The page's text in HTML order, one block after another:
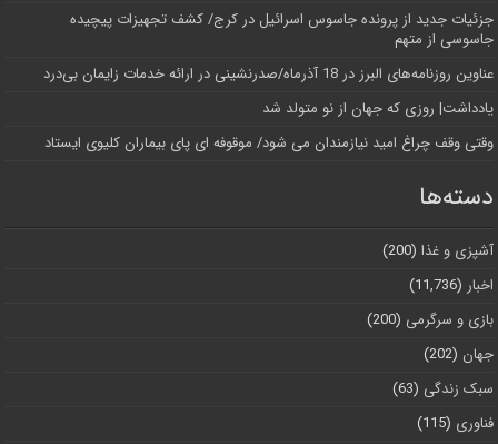
جزئیات جدید از پرونده جاسوس اسرائیل در کرج/‌ کشف تجهیزات پیچیده
جاسوسی از متهم
عناوین روزنامه‌های البرز در ‌18 آذرماه/صدرنشینی در ارائه خدمات زایمان بی‌درد
یادداشت| روزی که جهان از نو متولد شد
وقتی وقف چراغ امید نیازمندان می شود/ موقوفه ای پای بیماران کلیوی ایستاد
دسته‌ها
آشپزی و غذا (200)
اخبار (11,736)
بازی و سرگرمی (200)
جهان (202)
سبک زندگی (63)
فناوری (115)